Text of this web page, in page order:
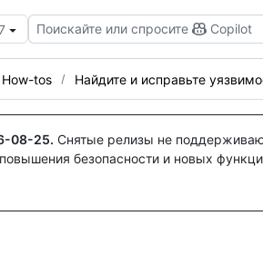
Поискайте или спросите Copilot
How-tos Найдите и исправьте
08-25. Снятые релизы не
безопасности и новых